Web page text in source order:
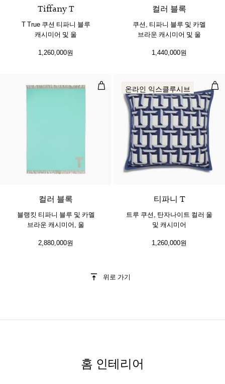
Tiffany T
T True 쿠션 티파니 블루
캐시미어 및 울
1,260,000원
컬러 블록
쿠션, 티파니 블루 및 카멜
브라운 캐시미어 및 울
1,440,000원
블랭킷 티파니 블루 및 카멜 브라운
컬러 블록
블랭킷 티파니 블루 및 카멜
브라운 캐시미어, 울
2,880,000원
트
온라인 익스클루시브
티파니 T
트루 쿠션, 탄자나이트 컬러 울
및 캐시미어
1,260,000원
위로 가기
홈 인테리어